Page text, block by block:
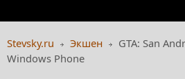
Stevsky.ru Экшен
GTA: San
Windows Phone